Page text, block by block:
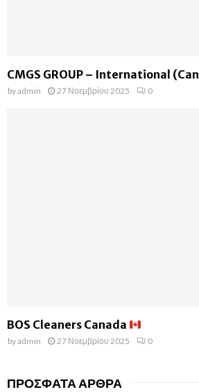
CMGS GROUP – International
byadmin 27 Νοεμβρίου 2025 0
BOS Cleaners Canada
byadmin 27 Νοεμβρίου 2025 0
ΠΡΌΣΦΑΤΑ ΆΡΘΡΑ